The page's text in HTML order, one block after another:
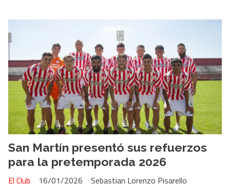
San Martín presentó sus refuerzos
para la pretemporada 2026
Sebastian Lorenzo Pisarello
El Club 16/01/2026